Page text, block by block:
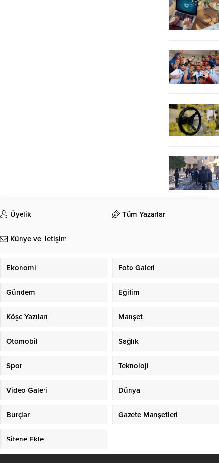
Üyelik Tüm Yazarlar
Künye ve İletişim
Ekonomi Foto Galeri
Gündem Eğitim
Köşe Yazıları Manşet
Otomobil Sağlık
Spor Teknoloji
Video Galeri Dünya
Burçlar Gazete Manşetleri
Sitene Ekle